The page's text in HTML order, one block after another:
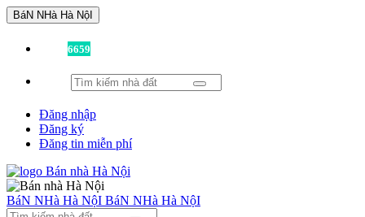
BáN NHà Hà NộI
6659
Đăng nhập
Đăng ký
Đăng tin miễn phí
BáN NHà Hà NộI BáN NHà Hà NộI